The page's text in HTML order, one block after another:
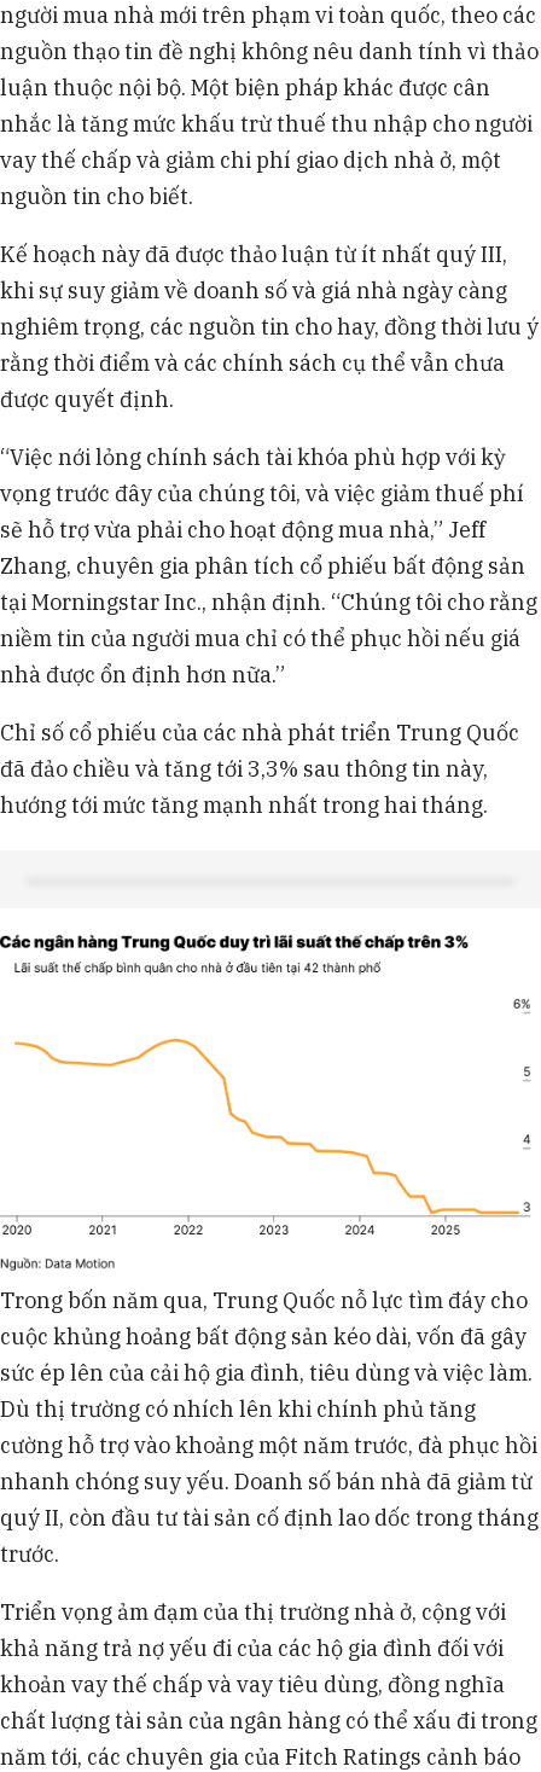
người mua nhà mới trên phạm vi toàn quốc, theo các
nguồn thạo tin đề nghị không nêu danh tính vì thảo
luận thuộc nội bộ. Một biện pháp khác được cân
nhắc là tăng mức khấu trừ thuế thu nhập cho người
vay thế chấp và giảm chi phí giao dịch nhà ở, một
nguồn tin cho biết.
Kế hoạch này đã được thảo luận từ ít nhất quý III,
khi sự suy giảm về doanh số và giá nhà ngày càng
nghiêm trọng, các nguồn tin cho hay, đồng thời lưu ý
rằng thời điểm và các chính sách cụ thể vẫn chưa
được quyết định.
“Việc nới lỏng chính sách tài khóa phù hợp với kỳ
vọng trước đây của chúng tôi, và việc giảm thuế phí
sẽ hỗ trợ vừa phải cho hoạt động mua nhà,” Jeff
Zhang, chuyên gia phân tích cổ phiếu bất động sản
tại Morningstar Inc., nhận định. “Chúng tôi cho rằng
niềm tin của người mua chỉ có thể phục hồi nếu giá
nhà được ổn định hơn nữa.”
Chỉ số cổ phiếu của các nhà phát triển Trung Quốc
đã đảo chiều và tăng tới 3,3% sau thông tin này,
hướng tới mức tăng mạnh nhất trong hai tháng.
Trong bốn năm qua, Trung Quốc nỗ lực tìm đáy cho
cuộc khủng hoảng bất động sản kéo dài, vốn đã gây
sức ép lên của cải hộ gia đình, tiêu dùng và việc làm.
Dù thị trường có nhích lên khi chính phủ tăng
cường hỗ trợ vào khoảng một năm trước, đà phục hồi
nhanh chóng suy yếu. Doanh số bán nhà đã giảm từ
quý II, còn đầu tư tài sản cố định lao dốc trong tháng
trước.
Triển vọng ảm đạm của thị trường nhà ở, cộng với
khả năng trả nợ yếu đi của các hộ gia đình đối với
khoản vay thế chấp và vay tiêu dùng, đồng nghĩa
chất lượng tài sản của ngân hàng có thể xấu đi trong
năm tới, các chuyên gia của Fitch Ratings cảnh báo